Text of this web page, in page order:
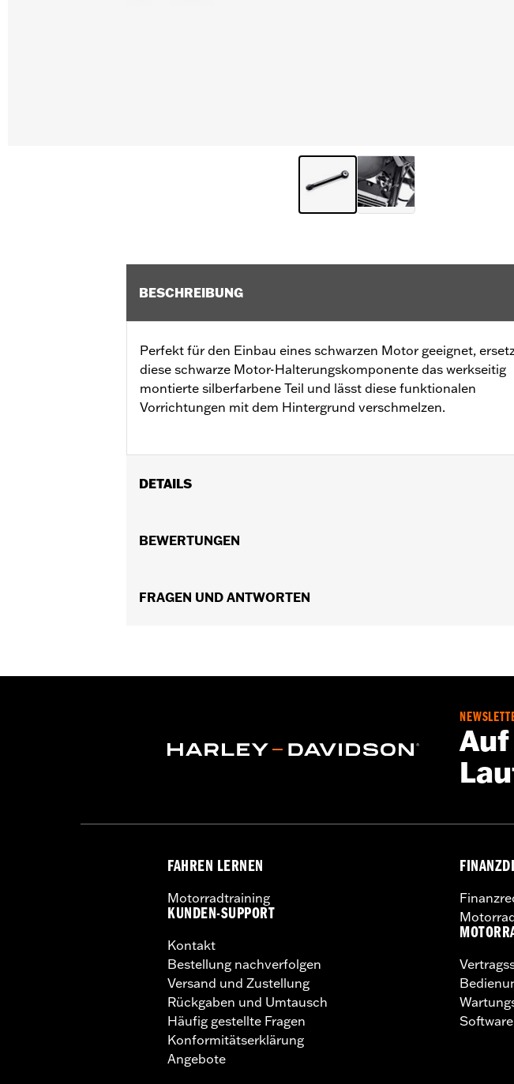
BESCHREIBUNG
Perfekt für den Einbau eines schwarzen Motor geeignet,
diese schwarze Motor-Halterungskomponente das werkseitig
montierte silberfarbene Teil und lässt diese funktionalen
Vorrichtungen mit dem Hintergrund verschmelzen.
DETAILS
In Einheiten erhältlich:
BEWERTUNGEN
FRAGEN UND ANTWORTEN
Auf
FAHREN LERNEN
Motorradtraining
KUNDEN-SUPPORT
Kontakt
Bestellung nachverfolgen
Versand und Zustellung
Rückgaben und Umtausch
Häufig gestellte Fragen
Konformitätserklärung
Angebote